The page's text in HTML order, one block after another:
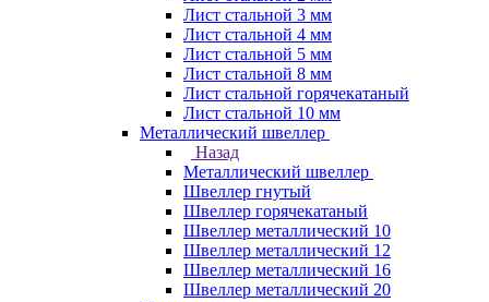
Лист стальной 3 мм
Лист стальной 4 мм
Лист стальной 5 мм
Лист стальной 8 мм
Лист стальной горячекатаный
Лист стальной 10 мм
Металлический швеллер
Назад
Металлический швеллер
Швеллер гнутый
Швеллер горячекатаный
Швеллер металлический 10
Швеллер металлический 12
Швеллер металлический 16
Швеллер металлический 20